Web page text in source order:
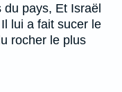
du pays, Et Israël
lui a fait sucer le
rocher le plus